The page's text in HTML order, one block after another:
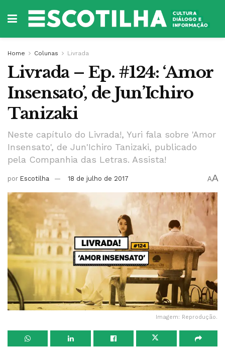
Home Colunas Livrada
Livrada – Ep. #124: ‘Amor
Insensato’, de Jun’Ichiro
Tanizaki
Neste capítulo do Livrada!, Yuri fala sobre 'Amor
Insensato', de Jun'Ichiro Tanizaki, publicado
pela Companhia das Letras. Assista!
por Escotilha 18 de julho de 2017 AA
Imagem: Reprodução.